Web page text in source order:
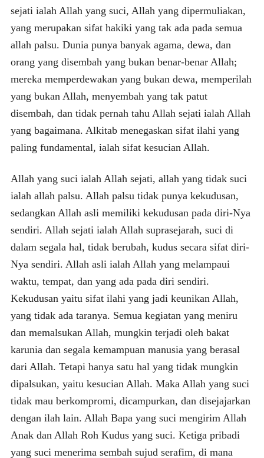
sejati ialah Allah yang suci, Allah yang dipermuliakan,
yang merupakan sifat hakiki yang tak ada pada semua
allah palsu. Dunia punya banyak agama, dewa, dan
orang yang disembah yang bukan benar-benar Allah;
mereka memperdewakan yang bukan dewa, memperilah
yang bukan Allah, menyembah yang tak patut
disembah, dan tidak pernah tahu Allah sejati ialah Allah
yang bagaimana. Alkitab menegaskan sifat ilahi yang
paling fundamental, ialah sifat kesucian Allah.
Allah yang suci ialah Allah sejati, allah yang tidak suci
ialah allah palsu. Allah palsu tidak punya kekudusan,
sedangkan Allah asli memiliki kekudusan pada diri-Nya
sendiri. Allah sejati ialah Allah suprasejarah, suci di
dalam segala hal, tidak berubah, kudus secara sifat diri-
Nya sendiri. Allah asli ialah Allah yang melampaui
waktu, tempat, dan yang ada pada diri sendiri.
Kekudusan yaitu sifat ilahi yang jadi keunikan Allah,
yang tidak ada taranya. Semua kegiatan yang meniru
dan memalsukan Allah, mungkin terjadi oleh bakat
karunia dan segala kemampuan manusia yang berasal
dari Allah. Tetapi hanya satu hal yang tidak mungkin
dipalsukan, yaitu kesucian Allah. Maka Allah yang suci
tidak mau berkompromi, dicampurkan, dan disejajarkan
dengan ilah lain. Allah Bapa yang suci mengirim Allah
Anak dan Allah Roh Kudus yang suci. Ketiga pribadi
yang suci menerima sembah sujud serafim, di mana